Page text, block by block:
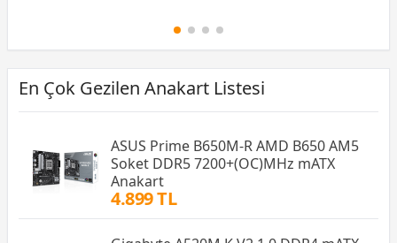
En Çok Gezilen Anakart Listesi
ASUS Prime B650M-R AMD B650 AM5
Soket DDR5 7200+(OC)MHz mATX
Anakart
4.899 TL